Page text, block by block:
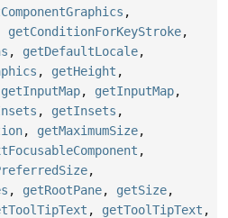
,
getConditionForKeyStroke,
, getDefaultLocale,
, getHeight ,
getInputMap, getInputMap,
, getInsets ,
, getMaximumSize,
,
,
, getRootPane, getSize,
, getToolTipText ,